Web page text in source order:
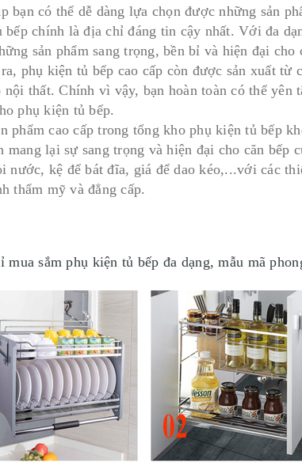
bạn có thể dễ dàng lựa chọn được những sản
bếp chính là địa chỉ đáng tin cậy nhất. Với đa
sản phẩm sang trọng, bền bỉ và hiện đại cho
phụ kiện tủ bếp cao cấp còn được sản xuất
nội thất. Chính vì vậy, bạn hoàn toàn có thể
phụ kiện tủ bếp.
phẩm cao cấp trong tổng kho phụ kiện tủ bếp
mang lại sự sang trọng và hiện đại cho căn bếp
nước, kệ để bát đĩa, giá để dao kéo,...với các
thẩm mỹ và đẳng cấp.
mua sắm phụ kiện tủ bếp đa dạng, mẫu mã